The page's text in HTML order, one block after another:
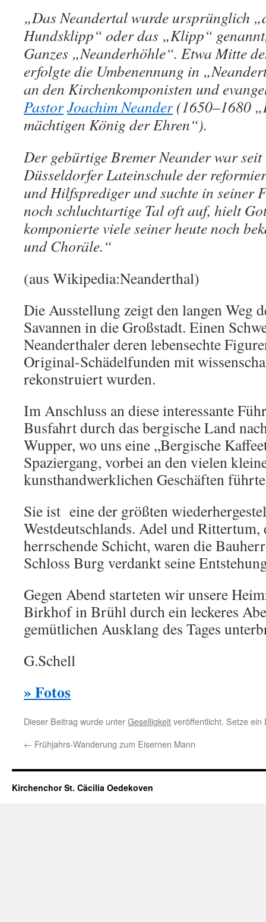
„Das Neandertal wurde ursprünglich
Hundsklipp“ oder das „Klipp“
Ganzes „Neanderhöhle“. Etwa Mitte
erfolgte die Umbenennung in
an den Kirchenkomponisten und
PastorJoachim Neander(1650–1680
mächtigen König der Ehren“).
Der gebürtige Bremer Neander war
Düsseldorfer Lateinschule der
und Hilfsprediger und suchte in seiner
noch schluchtartige Tal oft auf, hielt
komponierte viele seiner heute noch
und Choräle.“
(aus Wikipedia:Neanderthal)
Die Ausstellung zeigt den langen Weg
Savannen in die Großstadt. Einen
Neanderthaler deren lebensechte
Original-Schädelfunden mit
rekonstruiert wurden.
Im Anschluss an diese interessante
Busfahrt durch das bergische Land
Wupper, wo uns eine „Bergische
Spaziergang, vorbei an den vielen
kunsthandwerklichen Geschäften
Sie ist eine der größten
Westdeutschlands. Adel und
herrschende Schicht, waren die
Schloss Burg verdankt seine
Gegen Abend starteten wir unsere
Birkhof in Brühl durch ein leckeres
gemütlichen Ausklang des Tages
G.Schell
» Fotos
Dieser Beitrag wurde unterGeselligkeitveröffentlicht. Setze
← Frühjahrs-Wanderung zum Eisernen Mann
Kirchenchor St. Cäcilia Oedekoven